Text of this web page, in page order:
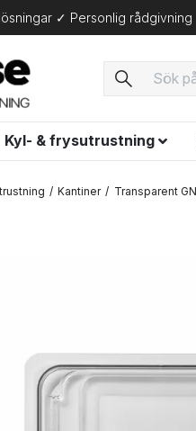
✓ Personlig rådgivning
Kyl- & frysutrustning
Kantiner Transparent